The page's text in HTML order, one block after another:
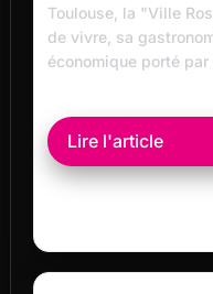
Toulouse, la "Ville
de vivre, sa
économique porté
Lire l'article